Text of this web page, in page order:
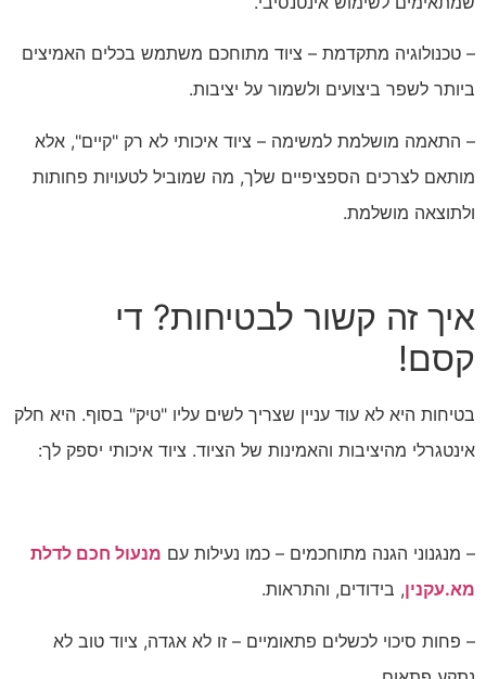
– טכנולוגיה מתקדמת – ציוד מתוחכם משתמש בכלים האמיצים
ביותר לשפר ביצועים ולשמור על יציבות.
– התאמה מושלמת למשימה – ציוד איכותי לא רק "קיים", אלא
מותאם לצרכים הספציפיים שלך, מה שמוביל לטעויות פחותות
ולתוצאה מושלמת.
איך זה קשור לבטיחות? די
קסם!
בטיחות היא לא עוד עניין שצריך לשים עליו "טיק" בסוף. היא חלק
אינטגרלי מהיציבות והאמינות של הציוד. ציוד איכותי יספק לך:
– מנגנוני הגנה מתוחכמים – כמו נעילות עם מנעול חכם לדלת
מא.עקנין, בידודים, והתראות.
– פחות סיכוי לכשלים פתאומיים – זו לא אגדה, ציוד טוב לא